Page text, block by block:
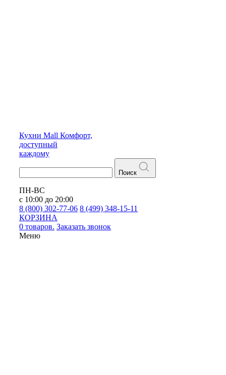
Кухни Mall Комфорт,
доступный
каждому
Поиск
ПН-ВС
с 10:00 до 20:00
8 (800) 302-77-06 8 (499) 348-15-11
КОРЗИНА
0 товаров. Заказать звонок
Меню